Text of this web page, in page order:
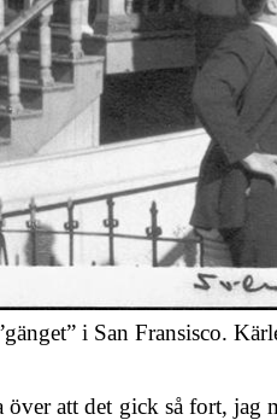
i San Fransisco.
att det gick så fort, jag